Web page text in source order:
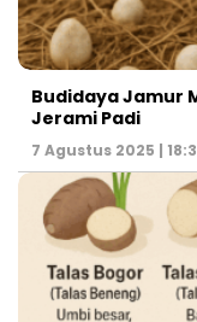
Budidaya Jamur
Jerami Padi
7 Agustus 2025 |